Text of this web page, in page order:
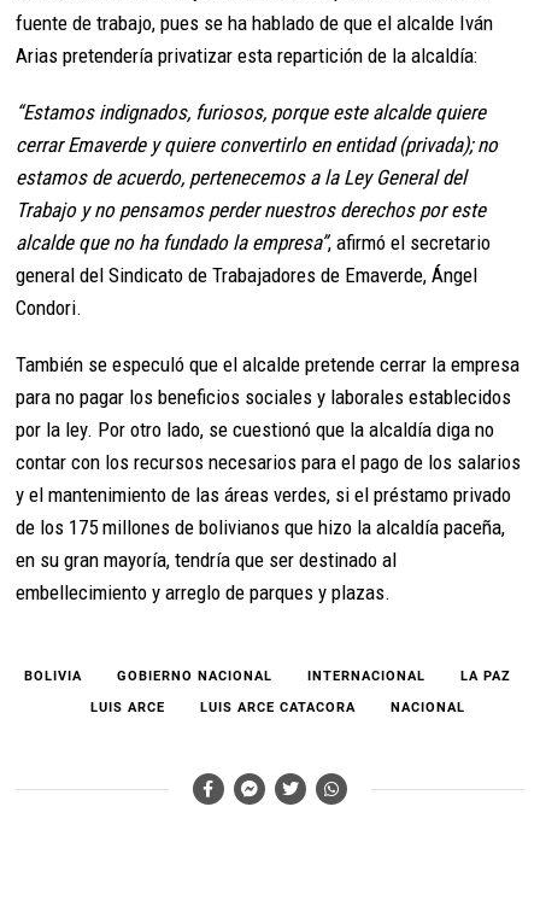
fuente de trabajo, pues se ha hablado de que el alcalde Iván
Arias pretendería privatizar esta repartición de la alcaldía:
“Estamos indignados, furiosos, porque este alcalde quiere
cerrar Emaverde y quiere convertirlo en entidad (privada); no
estamos de acuerdo, pertenecemos a la Ley General del
Trabajo y no pensamos perder nuestros derechos por este
alcalde que no ha fundado la empresa”, afirmó el secretario
general del Sindicato de Trabajadores de Emaverde, Ángel
Condori.
También se especuló que el alcalde pretende cerrar la empresa
para no pagar los beneficios sociales y laborales establecidos
por la ley. Por otro lado, se cuestionó que la alcaldía diga no
contar con los recursos necesarios para el pago de los salarios
y el mantenimiento de las áreas verdes, si el préstamo privado
de los 175 millones de bolivianos que hizo la alcaldía paceña,
en su gran mayoría, tendría que ser destinado al
embellecimiento y arreglo de parques y plazas.
BOLIVIA GOBIERNO NACIONAL INTERNACIONAL
LA PAZ
LUIS ARCE
LUIS ARCE CATACORA NACIONAL